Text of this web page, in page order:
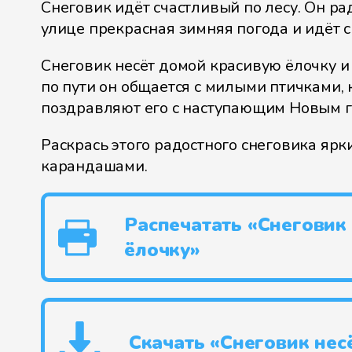
Снеговик идёт счастливый по лесу. Он
улице прекрасная зимняя погода и идёт
Снеговик несёт домой красивую ёлочку
по пути он общается с милыми птичками,
поздравляют его с наступающим Новым
Раскрась этого радостного снеговика
карандашами.
Распечатать «Снеговик
ёлочку»
Скачать «Снеговик